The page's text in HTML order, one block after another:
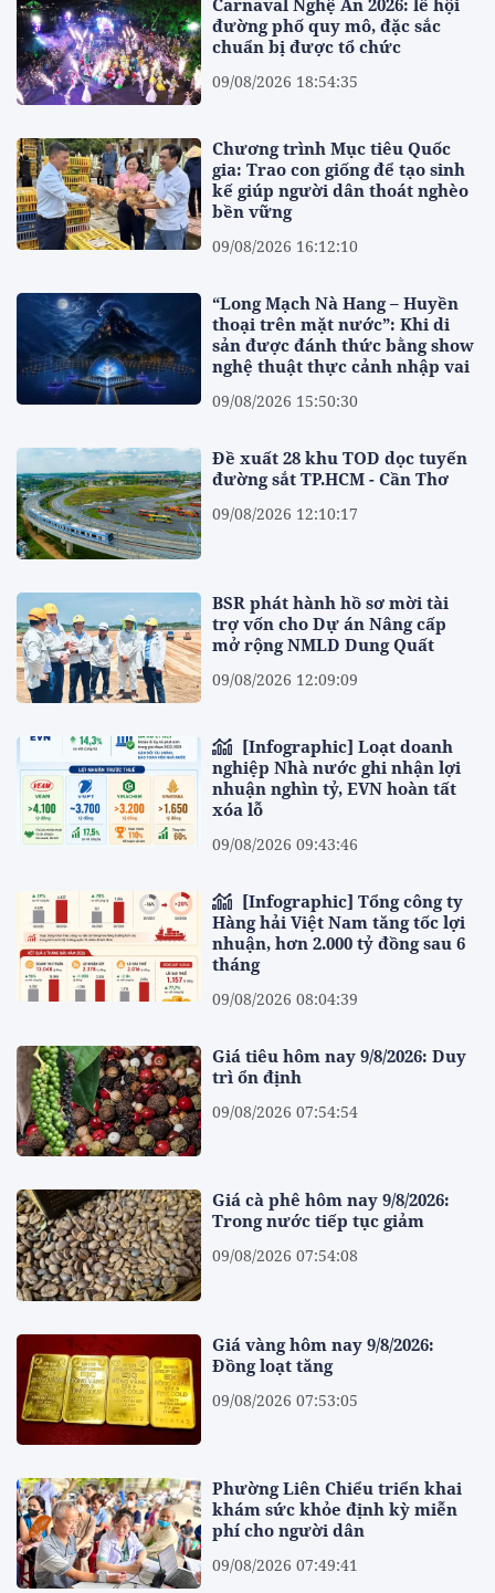
Carnaval Nghệ An 2026: lễ hội
đường phố quy mô, đặc sắc
chuẩn bị được tổ chức
09/08/2026 18:54:35
Chương trình Mục tiêu Quốc
gia: Trao con giống để tạo sinh
kế giúp người dân thoát nghèo
bền vững
09/08/2026 16:12:10
“Long Mạch Nà Hang – Huyền
thoại trên mặt nước”: Khi di
sản được đánh thức bằng show
nghệ thuật thực cảnh nhập vai
09/08/2026 15:50:30
Đề xuất 28 khu TOD dọc tuyến
đường sắt TP.HCM - Cần Thơ
09/08/2026 12:10:17
BSR phát hành hồ sơ mời tài
trợ vốn cho Dự án Nâng cấp
mở rộng NMLD Dung Quất
09/08/2026 12:09:09
nghiệp Nhà nước ghi nhận lợi
nhuận nghìn tỷ, EVN hoàn tất
xóa lỗ
09/08/2026 09:43:46
Hàng hải Việt Nam tăng tốc lợi
nhuận, hơn 2.000 tỷ đồng sau 6
tháng
09/08/2026 08:04:39
Giá tiêu hôm nay 9/8/2026: Duy
trì ổn định
09/08/2026 07:54:54
Giá cà phê hôm nay 9/8/2026:
Trong nước tiếp tục giảm
09/08/2026 07:54:08
Giá vàng hôm nay 9/8/2026:
Đồng loạt tăng
09/08/2026 07:53:05
Phường Liên Chiểu triển khai
khám sức khỏe định kỳ miễn
phí cho người dân
09/08/2026 07:49:41